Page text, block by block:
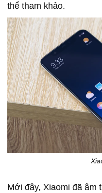
thể tham khảo.
Mới đây, Xiaomi đã âm